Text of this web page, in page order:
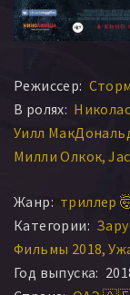
Режиссер:
В ролях:
Уилл
Милли Олкок
Honey Poa
Алексия
Арна Роджерс
Шанель Мюллер
Жанр: триллер
Категории:
Фильмы 2018
Год выпуска: